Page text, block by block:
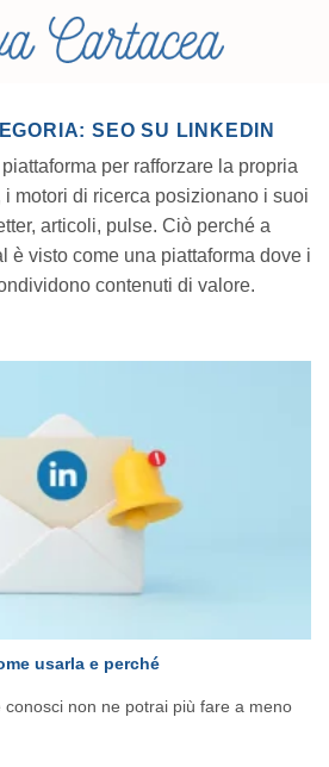
SEO SU LINKEDIN
per rafforzare la propria
motori di ricerca posizionano i suoi
articoli, pulse. Ciò perché a
è visto come una piattaforma dove i
contenuti di valore.
usarla e perché
conosci non ne potrai più fare a meno